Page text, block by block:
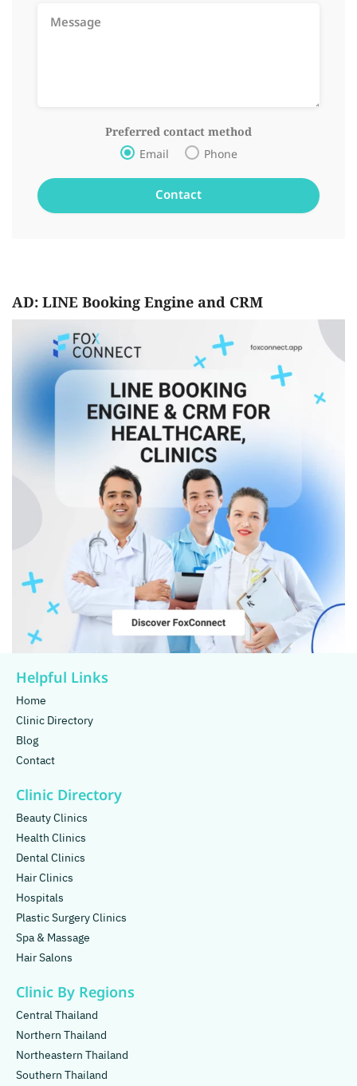
Preferred contact method
Email Phone
AD: LINE Booking Engine and CRM
Helpful Links
Home
Clinic Directory
Blog
Contact
Clinic Directory
Beauty Clinics
Health Clinics
Dental Clinics
Hair Clinics
Hospitals
Plastic Surgery Clinics
Spa & Massage
Hair Salons
Clinic By Regions
Central Thailand
Northern Thailand
Northeastern Thailand
Southern Thailand